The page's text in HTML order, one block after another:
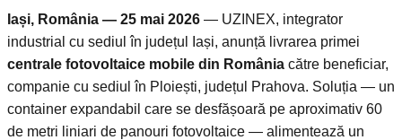
Iași, România — 25 mai 2026 — UZINEX, integrator
industrial cu sediul în județul Iași, anunță livrarea primei
centrale fotovoltaice mobile din România către beneficiar,
companie cu sediul în Ploiești, județul Prahova. Soluția — un
container expandabil care se desfășoară pe aproximativ 60
de metri liniari de panouri fotovoltaice — alimentează un